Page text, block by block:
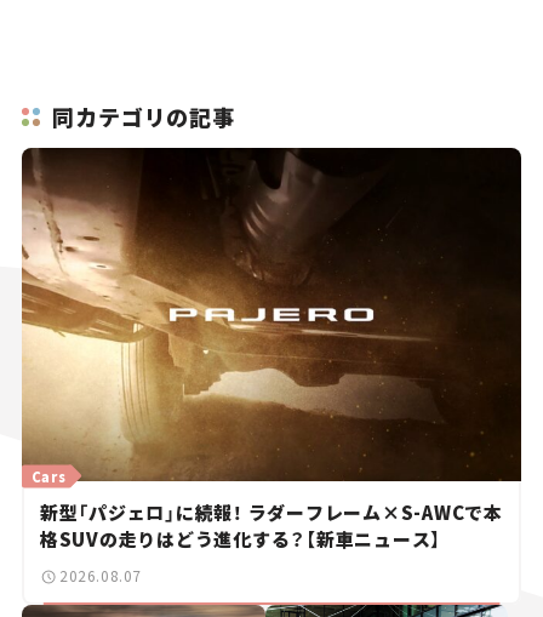
同カテゴリの記事
新型「パジェロ」に続報！ ラダーフレーム×S-AWCで本
格SUVの走りはどう進化する？【新車ニュース】
Cars
2026.08.07